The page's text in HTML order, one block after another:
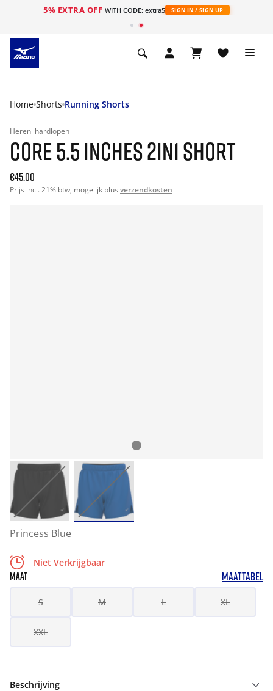
5% EXTRA OFF WITH CODE: extra5 SIGN IN / SIGN UP
Home Shorts Running Shorts
Heren hardlopen
CORE 5.5 INCHES 2IN1 SHORT
€45.00
Prijs incl. 21% btw, mogelijk plus verzendkosten
Princess Blue
Niet Verkrijgbaar
MAAT MAATTABEL
S M L XL
XXL
Beschrijving